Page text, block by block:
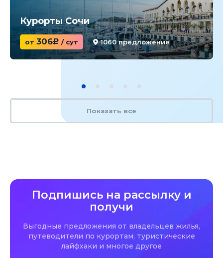
Курорты Сочи
от 306c / сут 1060 предложение
Показать все
Подпишись на рассылку и
получи
Выгодные предложения от владельцев жилья,
путеводители по курортам, туристические
лайфхаки и многое другое